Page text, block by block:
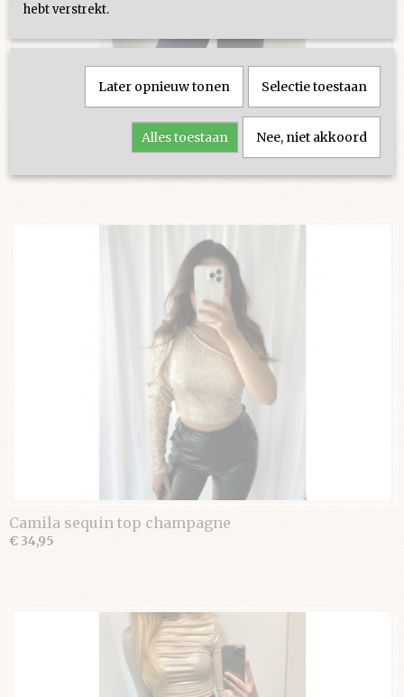
Khloe Tube Top - Beige
Camila sequin top champagne
€ 34,95
hebt verstrekt.
Later opnieuw tonen Selectie toestaan
Alles toestaan Nee, niet akkoord